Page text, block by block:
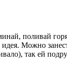
поливай
идея. Можно
так ей